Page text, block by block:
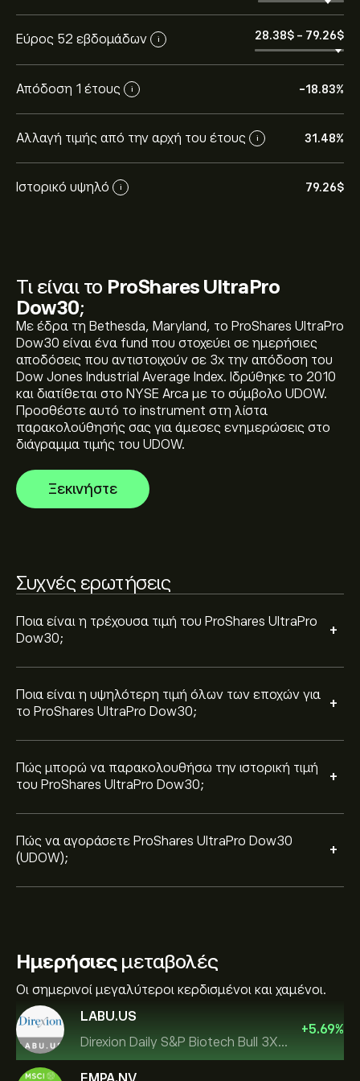
Εύρος 52 εβδομάδων i 28.38‎$‎ - 79.26‎$‎
Απόδοση 1 έτους i -18.83%
Αλλαγή τιμής από την αρχή του έτους i 31.48%
Ιστορικό υψηλό i 79.26‎$‎
Τι είναι το ProShares UltraPro
Dow30;
Με έδρα τη Bethesda, Maryland, το ProShares UltraPro
Dow30 είναι ένα fund που στοχεύει σε ημερήσιες
αποδόσεις που αντιστοιχούν σε 3x την απόδοση του
Dow Jones Industrial Average Index. Ιδρύθηκε το 2010
και διατίθεται στο NYSE Arca με το σύμβολο UDOW.
Προσθέστε αυτό το instrument στη λίστα
παρακολούθησής σας για άμεσες ενημερώσεις στο
διάγραμμα τιμής του UDOW.
Ξεκινήστε
Συχνές ερωτήσεις
Ποια είναι η τρέχουσα τιμή του ProShares UltraPro
Dow30;
+
Η τρέχουσα τιμή του ProShares UltraPro Dow30
(UDOW) είναι 76.14‎$‎
Ποια είναι η υψηλότερη τιμή όλων των εποχών για
το ProShares UltraPro Dow30;
+
Το ιστορικό υψηλό του ProShares UltraPro Dow30
είναι 79.26‎$‎
Πώς μπορώ να παρακολουθήσω την ιστορική τιμή
του ProShares UltraPro Dow30;
+
Επιλέξτε το χρονικό διάστημα "1D" ή "1W" στο
τις ιστορικές κινήσεις τιμής του ProShares UltraPro
Dow30. Η τιμή του ProShares UltraPro Dow30
κυμάνθηκε μεταξύ 28.38‎$‎ και 79.26‎$‎ τον τελευταίο
Πώς να αγοράσετε ProShares UltraPro Dow30
(UDOW);
+
και επιλέξτε πόσα ProShares UltraPro Dow30 θέλετε
να αγοράσετε. Μπορείτε επίσης να καταχωρίσετε
εντολή για να αγοράσετε ProShares UltraPro Dow30
(UDOW) σε συγκεκριμένη τιμή στο μέλλον.
Ημερήσιεςμεταβολές
Οι σημερινοί μεγαλύτεροι κερδισμένοι και χαμένοι.
LABU.US
Direxion Daily S&P Biotech Bull 3X ETF
+5.69%